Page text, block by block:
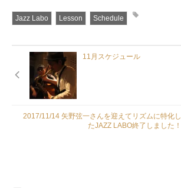
Jazz Labo Lesson Schedule
11月スケジュール
2017/11/14 矢野弦一さんを迎えてリズムに特化し
たJAZZ LABO終了しました！